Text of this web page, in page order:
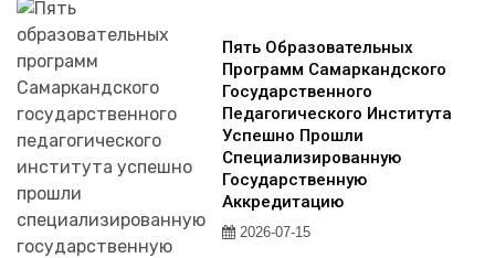
Пять Образовательных
Программ Самаркандского
Государственного
Педагогического Института
Успешно Прошли
Специализированную
Государственную
Аккредитацию
2026-07-15